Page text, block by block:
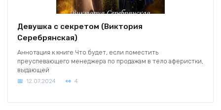
Девушка с секретом (Виктория
Серебрянская)
Аннотация к книге Что будет, если поместить
преуспевающего менеджера по продажам в тело аферистки,
выдающей
12.07.2024 4